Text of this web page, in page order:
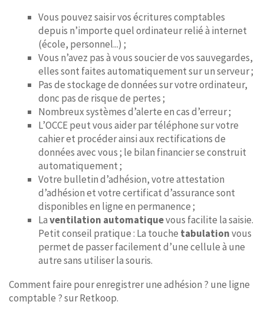
Vous pouvez saisir vos écritures comptables
depuis n’importe quel ordinateur relié à internet
(école, personnel...) ;
Vous n’avez pas à vous soucier de vos sauvegardes,
elles sont faites automatiquement sur un serveur ;
Pas de stockage de données sur votre ordinateur,
donc pas de risque de pertes ;
Nombreux systèmes d’alerte en cas d’erreur ;
L’OCCE peut vous aider par téléphone sur votre
cahier et procéder ainsi aux rectifications de
données avec vous ; le bilan financier se construit
automatiquement ;
Votre bulletin d’adhésion, votre attestation
d’adhésion et votre certificat d’assurance sont
disponibles en ligne en permanence ;
Laventilation automatiquevous facilite la saisie.
Petit conseil pratique : La touche tabulationvous
permet de passer facilement d’une cellule à une
autre sans utiliser la souris.
Comment faire pour enregistrer une adhésion ? une ligne
comptable ? sur Retkoop.